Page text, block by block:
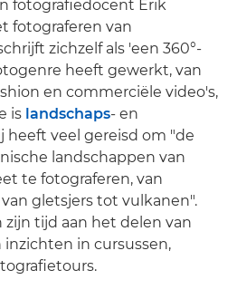
fotografiedocent Erik
fotograferen van
zichzelf als 'een 360°-
heeft gewerkt, van
en commerciële video's,
is landschaps- en
heeft veel gereisd om "de
landschappen van
te fotograferen, van
gletsjers tot vulkanen".
zijn tijd aan het delen van
in cursussen,